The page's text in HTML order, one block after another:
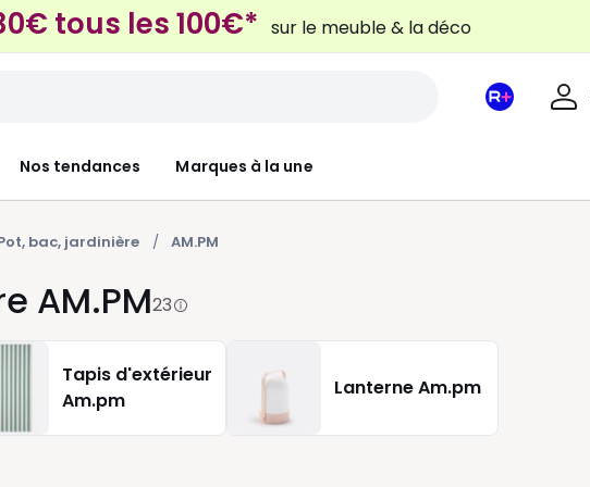
tous les 100€*
dès 2 articles* sur le linge de maison et la literie
Nos tendances Marques à la une
Mon
bac, jardinière AM.PM
AM.PM23
Tapis d'extérieur
Am.pm
Lanterne Am.pm